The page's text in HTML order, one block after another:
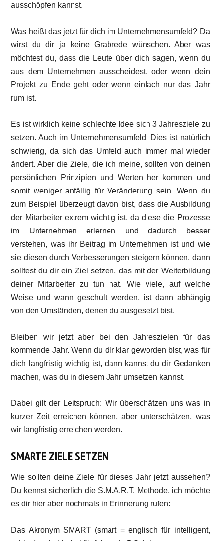
ausschöpfen kannst.
Was heißt das jetzt für dich im Unternehmensumfeld? Da
wirst du dir ja keine Grabrede wünschen. Aber was
möchtest du, dass die Leute über dich sagen, wenn du
aus dem Unternehmen ausscheidest, oder wenn dein
Projekt zu Ende geht oder wenn einfach nur das Jahr
rum ist.
Es ist wirklich keine schlechte Idee sich 3 Jahresziele zu
setzen. Auch im Unternehmensumfeld. Dies ist natürlich
schwierig, da sich das Umfeld auch immer mal wieder
ändert. Aber die Ziele, die ich meine, sollten von deinen
persönlichen Prinzipien und Werten her kommen und
somit weniger anfällig für Veränderung sein. Wenn du
zum Beispiel überzeugt davon bist, dass die Ausbildung
der Mitarbeiter extrem wichtig ist, da diese die Prozesse
im Unternehmen erlernen und dadurch besser
verstehen, was ihr Beitrag im Unternehmen ist und wie
sie diesen durch Verbesserungen steigern können, dann
solltest du dir ein Ziel setzen, das mit der Weiterbildung
deiner Mitarbeiter zu tun hat. Wie viele, auf welche
Weise und wann geschult werden, ist dann abhängig
von den Umständen, denen du ausgesetzt bist.
Bleiben wir jetzt aber bei den Jahreszielen für das
kommende Jahr. Wenn du dir klar geworden bist, was für
dich langfristig wichtig ist, dann kannst du dir Gedanken
machen, was du in diesem Jahr umsetzen kannst.
Dabei gilt der Leitspruch: Wir überschätzen uns was in
kurzer Zeit erreichen können, aber unterschätzen, was
wir langfristig erreichen werden.
SMARTE ZIELE SETZEN
Wie sollten deine Ziele für dieses Jahr jetzt aussehen?
Du kennst sicherlich die S.M.A.R.T. Methode, ich möchte
es dir hier aber nochmals in Erinnerung rufen:
Das Akronym SMART (smart = englisch für intelligent,